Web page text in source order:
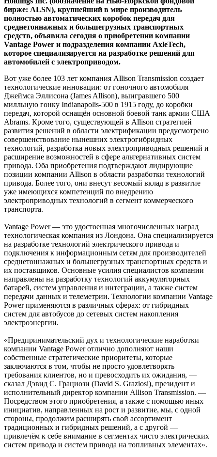
бирже: ALSN), крупнейший в мире производитель
полностью автоматических коробок передач для
среднетоннажных и большегрузных транспортных
средств, объявила сегодня о приобретении компании
Vantage Power и подразделения компании AxleTech,
которое специализируется на разработке решений для
автомобилей с электроприводом.
Вот уже более 103 лет компания Allison Transmission создает
технологические инновации: от гоночного автомобиля
Джеймса Эллисона (James Allison), выигравшего 500
милльную гонку Indianapolis-500 в 1915 году, до коробки
передач, которой оснащён основной боевой танк армии США
Abrams. Кроме того, существующей в Allison стратегией
развития решений в области электрификации предусмотрено
совершенствование нынешних электрогибридных
технологий, разработка новых электроприводных решений и
расширение возможностей в сфере альтернативных систем
привода. Оба приобретения подтверждают лидирующие
позиции компании Allison в области разработки технологий
привода. Более того, они внесут весомый вклад в развитие
уже имеющихся компетенций по внедрению
электроприводных технологий в сегмент коммерческого
транспорта.
Vantage Power — это удостоенная многочисленных наград
технологическая компания из Лондона. Она специализируется
на разработке технологий электрического привода и
подключения к информационным сетям для производителей
среднетоннажных и большегрузных транспортных средств и
их поставщиков. Основные усилия специалистов компании
направлены на разработку технологий аккумуляторных
батарей, систем управления и интеграции, а также систем
передачи данных и телеметрии. Технологии компании Vantage
Power применяются в различных сферах: от гибридных
систем для автобусов до сетевых систем накопления
электроэнергии.
«Предпринимательский дух и технологические наработки
компании Vantage Power отлично дополняют наши
собственные стратегические приоритеты, которые
заключаются в том, чтобы не просто удовлетворять
требования клиентов, но и превосходить их ожидания, —
сказал Дэвид С. Грациози (David S. Graziosi), президент и
исполнительный директор компании Allison Transmission. —
Посредством этого приобретения, а также с помощью иных
инициатив, направленных на рост и развитие, мы, с одной
стороны, продолжим расширять свой ассортимент
традиционных и гибридных решений, а с другой —
привлечём к себе внимание в сегментах чисто электрических
систем привода и систем привода на топливных элементах».